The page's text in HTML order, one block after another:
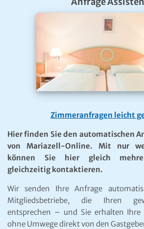
Zimmeranfragen leicht
Hier finden Sie den automatischen
von Mariazell-Online. Mit nur
können Sie hier gleich
gleichzeitig kontaktieren.
Wir senden Ihre Anfrage
Mitgliedsbetriebe, die Ihren
entsprechen – und Sie erhalten
ohne Umwege direkt von den